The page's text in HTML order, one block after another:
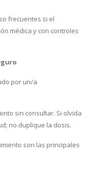
frecuentes si el
médica y con controles
por un/a
sin consultar. Si olvida
no duplique la dosis.
son las principales